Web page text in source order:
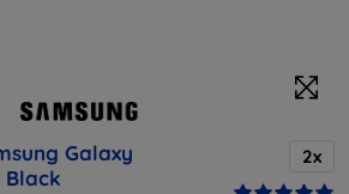
Galaxy
Black
2x